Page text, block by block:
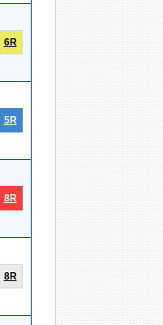
6R
5R
8R
8R